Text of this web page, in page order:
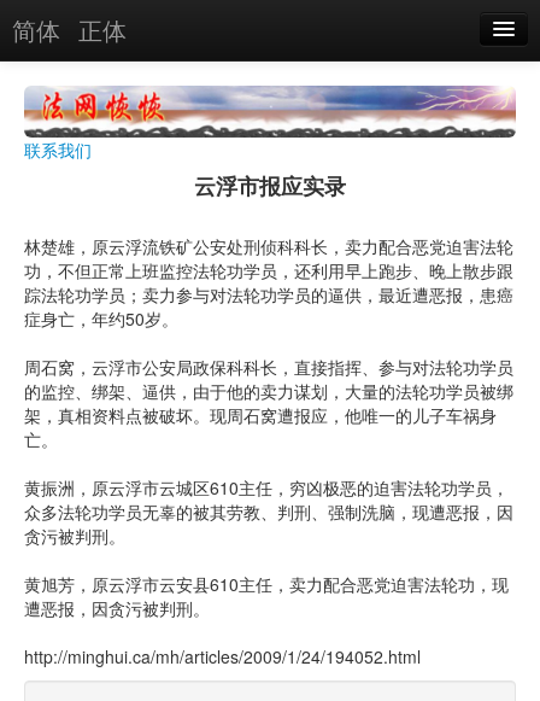
简体 正体
恶报实例
单位图片
关于
联系我们
云浮市报应实录
林楚雄，原云浮流铁矿公安处刑侦科科长，卖力配合恶党迫害法轮
功，不但正常上班监控法轮功学员，还利用早上跑步、晚上散步跟
踪法轮功学员；卖力参与对法轮功学员的逼供，最近遭恶报，患癌
症身亡，年约50岁。
周石窝，云浮市公安局政保科科长，直接指挥、参与对法轮功学员
的监控、绑架、逼供，由于他的卖力谋划，大量的法轮功学员被绑
架，真相资料点被破坏。现周石窝遭报应，他唯一的儿子车祸身
亡。
黄振洲，原云浮市云城区610主任，穷凶极恶的迫害法轮功学员，
众多法轮功学员无辜的被其劳教、判刑、强制洗脑，现遭恶报，因
贪污被判刑。
黄旭芳，原云浮市云安县610主任，卖力配合恶党迫害法轮功，现
遭恶报，因贪污被判刑。
http://minghui.ca/mh/articles/2009/1/24/194052.html